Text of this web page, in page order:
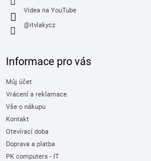
Videa na YouTube
@itvlakycz
Informace pro vás
Můj účet
Vrácení a reklamace
Vše o nákupu
Kontakt
Otevírací doba
Doprava a platba
PK computers - IT